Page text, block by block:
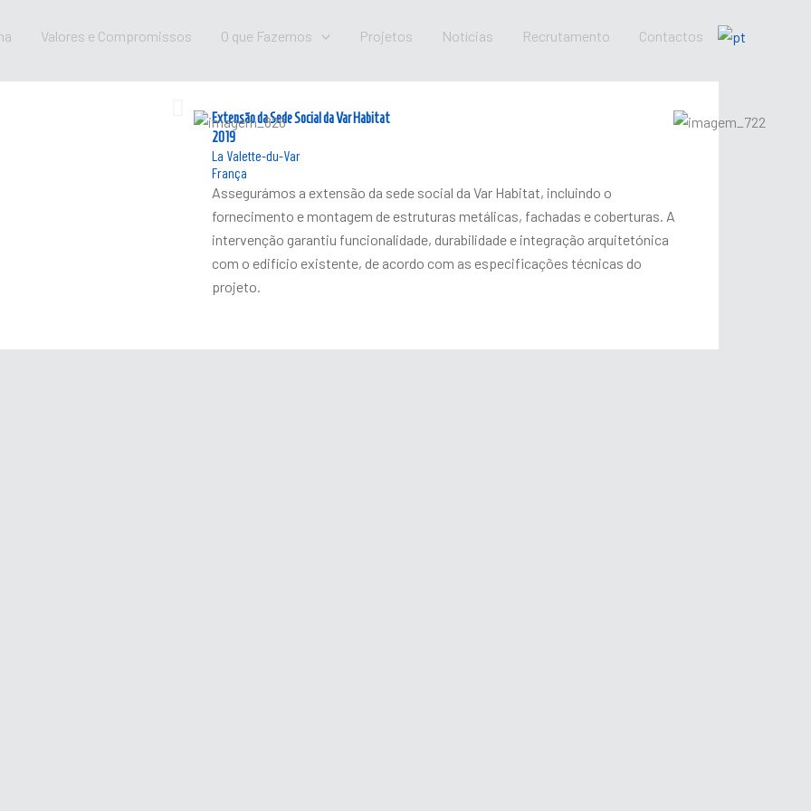
Valores e Compromissos O que Fazemos Projetos Notícias Recrutamento Contactos
Extensão da Sede Social da Var Habitat
2019
La Valette-du-Var
França
Assegurámos a extensão da sede social da Var Habitat, incluindo o
fornecimento e montagem de estruturas metálicas, fachadas e coberturas. A
intervenção garantiu funcionalidade, durabilidade e integração arquitetónica
com o edifício existente, de acordo com as especificações técnicas do
projeto.